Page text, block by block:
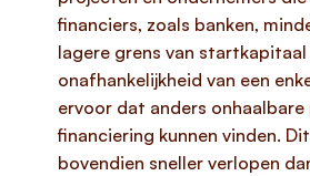
financiers, zoals banken,
lagere grens van startkapitaal
onafhankelijkheid van een
ervoor dat anders
financiering kunnen vinden.
bovendien sneller verlopen